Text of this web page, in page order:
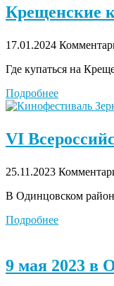
Крещенские
17.01.2024
Где купаться на
Подробнее
VI
25.11.2023
В Одинцовском
Подробнее
9 мая 2023 в